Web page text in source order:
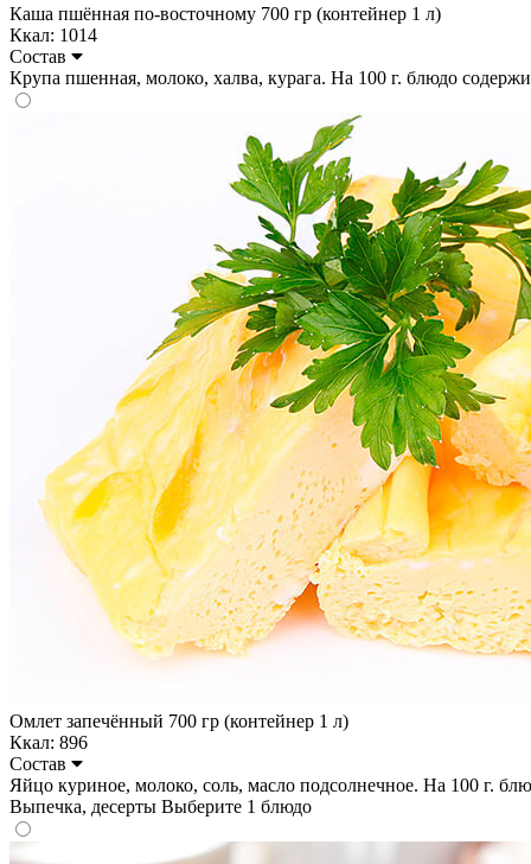
Каша пшённая по-восточному 700 гр (контейнер 1 л)
Ккал: 1014
Состав
Крупа пшенная, молоко, халва, курага. На 100 г. блюдо
Омлет запечённый 700 гр (контейнер 1 л)
Ккал: 896
Состав
Яйцо куриное, молоко, соль, масло подсолнечное. На 100 г.
Выпечка, десерты Выберите 1 блюдо